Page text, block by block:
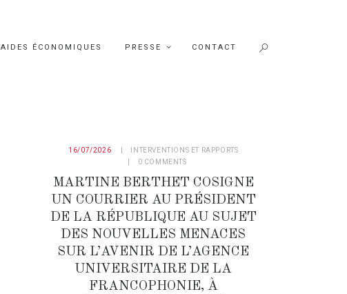
AIDES ÉCONOMIQUES PRESSE CONTACT
16/07/2026
INTERVENTIONS ET RAPPORTS
0 COMMENTS
MARTINE BERTHET COSIGNE
UN COURRIER AU PRÉSIDENT
DE LA RÉPUBLIQUE AU SUJET
DES NOUVELLES MENACES
SUR L’AVENIR DE L’AGENCE
UNIVERSITAIRE DE LA
FRANCOPHONIE, À